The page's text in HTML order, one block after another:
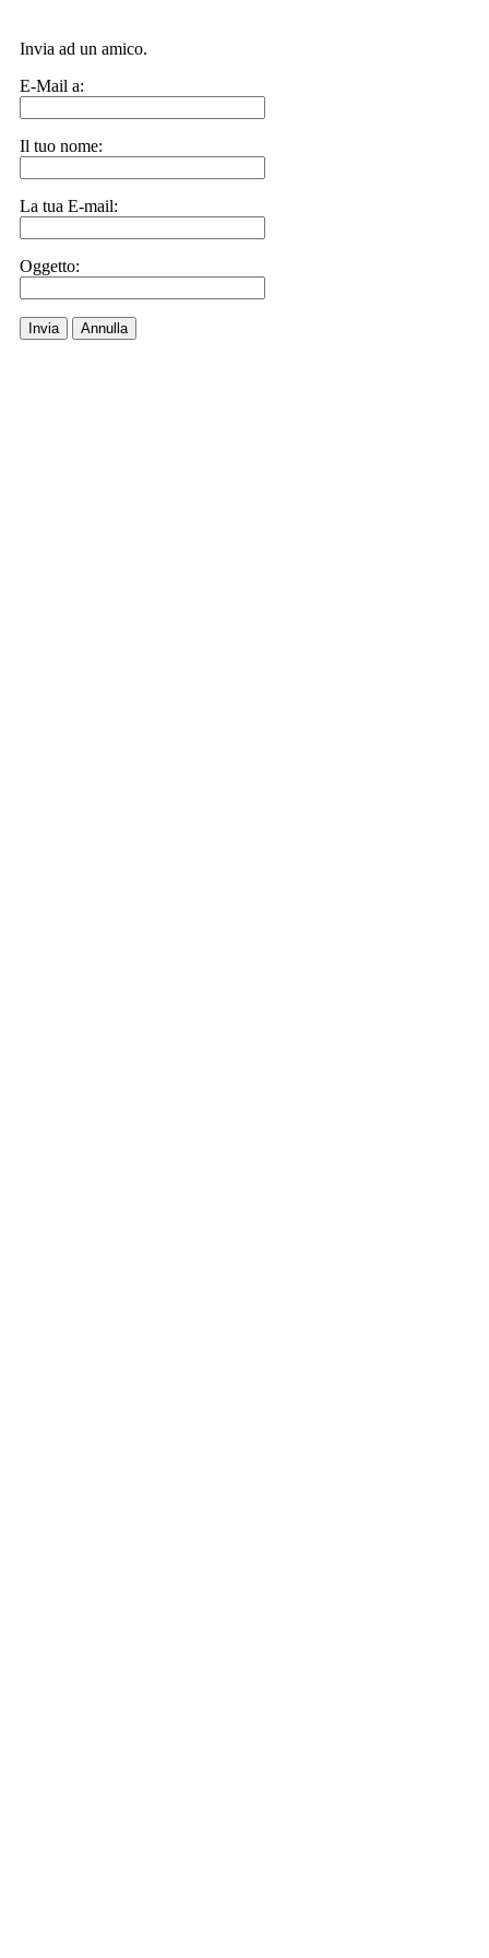
Invia ad un amico.
E-Mail a:
Il tuo nome:
La tua E-mail:
Oggetto:
Invia Annulla